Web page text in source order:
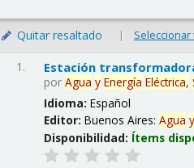
Quitar resaltado | Seleccionar
1. Estación
porAgua y Energía Eléctrica,
Idioma:Español
Editor:Buenos Aires:Agua y
Disponibilidad: Ítems